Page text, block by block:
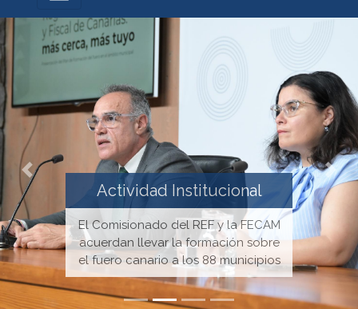
Actividad Institucional
FECAM y Gobierno avanzan en el
diseño de un nuevo FDCAN con la
cogobernanza como eje central
Anterior